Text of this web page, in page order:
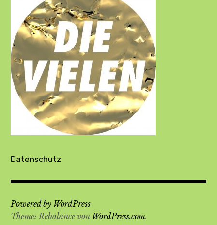
Datenschutz
Powered by WordPress
Theme: Rebalance von WordPress.com.